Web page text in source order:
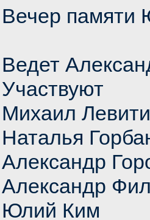
Вечер памяти
Ведет
Участвуют
Михаил
Наталья
Александр
Александр
Юлий Ким